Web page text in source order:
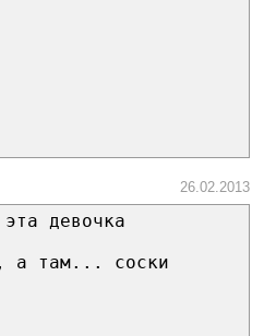
26.02.2013
девочка
а там... соски